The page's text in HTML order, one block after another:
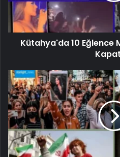
Kütahya'da 10 Eğlence